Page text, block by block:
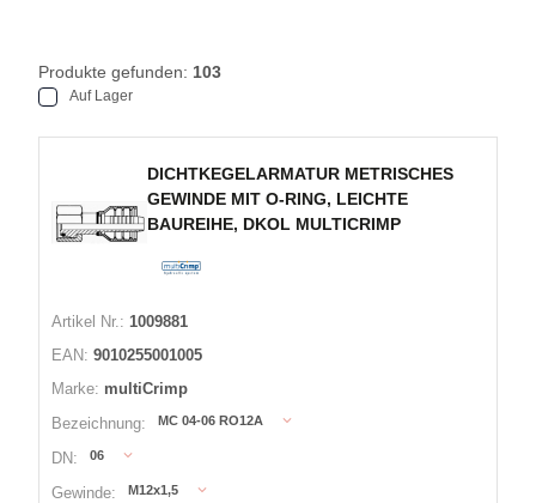
Produkte gefunden: 103
Auf Lager
DICHTKEGELARMATUR METRISCHES
GEWINDE MIT O-RING, LEICHTE
BAUREIHE, DKOL MULTICRIMP
Artikel Nr.: 1009881
EAN: 9010255001005
Marke: multiCrimp
Bezeichnung:
MC 04-06 RO12A
DN: 06
Gewinde: M12x1,5